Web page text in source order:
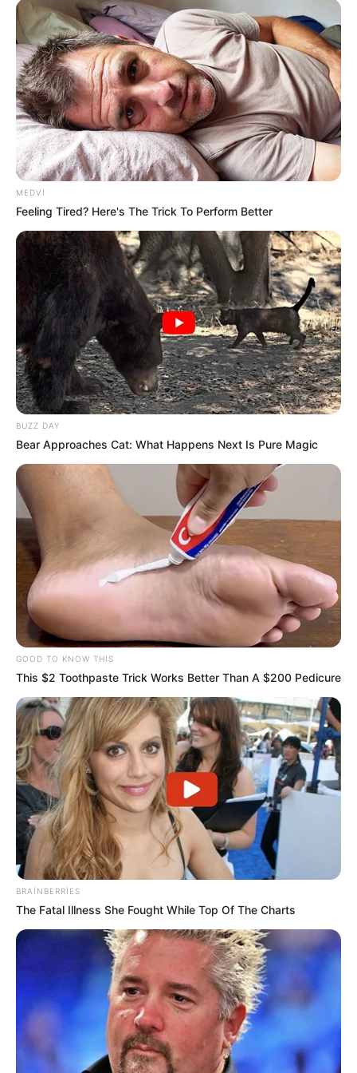
20:59 / 06 Avqust 2026
- Nə baş verir?
0 0
20:44 / 06 Avqust 2026
Zelenski Ceyhun Bayramovuqəbul edib
85 0 0
20:34 / 06 Avqust 2026 CƏMİYYƏT
Sürücülərin nəzərinə: Bu küçələrdə
hərəkətTAM MƏHDUDLAŞDIRILIR
67
19:59 / 06 Avqust 2026
MEDVI
Feeling Tired? Here's The Trick To Perform Better
BUZZ DAY
Bear Approaches Cat: What Happens Next Is Pure Magic
GOOD TO KNOW THIS
This $2 Toothpaste Trick Works Better Than A $200 Pedicure
BRAINBERRIES
The Fatal Illness She Fought While Top Of The Charts